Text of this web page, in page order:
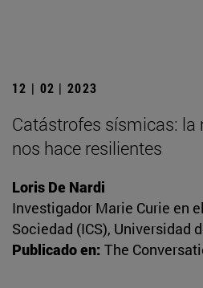
12 | 02 | 2023
Catástrofes sísmicas:
nos hace resilientes
Loris De Nardi
Investigador Marie Curie en
Sociedad (ICS), Universidad
Publicado en: The